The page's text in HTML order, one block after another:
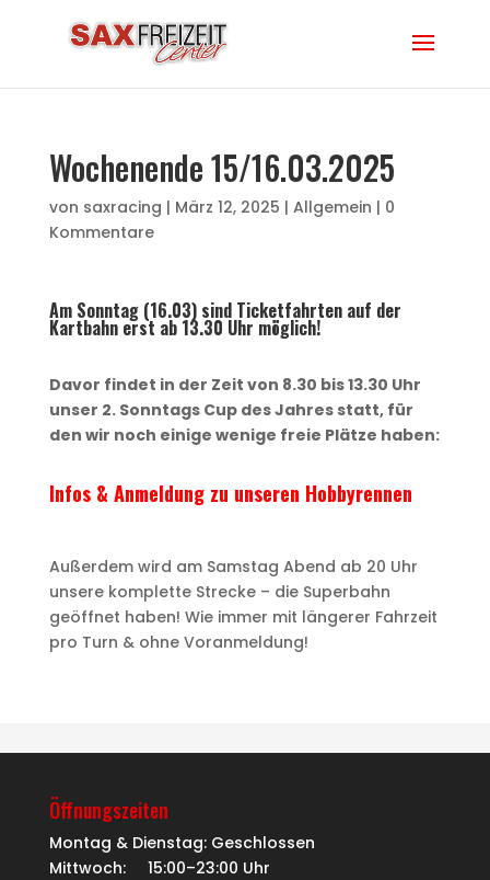
Wochenende 15/16.03.2025
von saxracing | März 12, 2025 | Allgemein | 0
Kommentare
Am Sonntag (16.03) sind Ticketfahrten auf der
Kartbahn erst ab 13.30 Uhr möglich!
Davor findet in der Zeit von 8.30 bis 13.30 Uhr
unser 2. Sonntags Cup des Jahres statt, für
den wir noch einige wenige freie Plätze haben:
Infos & Anmeldung zu unseren Hobbyrennen
Außerdem wird am Samstag Abend ab 20 Uhr
unsere komplette Strecke – die Superbahn
geöffnet haben! Wie immer mit längerer Fahrzeit
pro Turn & ohne Voranmeldung!
Öffnungszeiten
Montag & Dienstag: Geschlossen
Mittwoch: 15:00–23:00 Uhr